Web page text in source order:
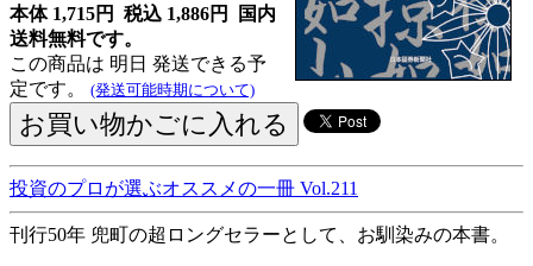
本体 1,715円 税込 1,886円
国内
送料無料です。
この商品は 明日 発送できる予
定です。 (発送可能時期について)
投資のプロが選ぶオススメの一冊 Vol.211
刊行50年 兜町の超ロングセラーとして、お馴染みの本書。